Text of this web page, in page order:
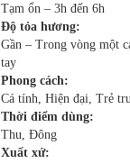
Tạm ổn – 3h đến 6h
Độ tỏa hương:
Gần – Trong vòng một
tay
Phong cách:
Cá tính, Hiện đại, Trẻ
Thời điểm dùng:
Thu, Đông
Xuất xứ: